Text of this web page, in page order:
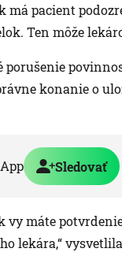
pacient
Ten môže
porušenie
konanie o
Sledovať
vy máte
lekára,“